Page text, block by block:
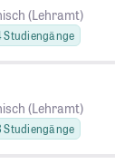
(Lehramt)
Studiengänge
(Lehramt)
Studiengänge